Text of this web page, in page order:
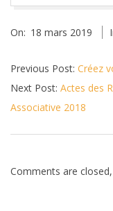
03-
On: 18 mars 2019
Previous Post: Créez
Next Post: Actes des
Associative 2018
Comments are